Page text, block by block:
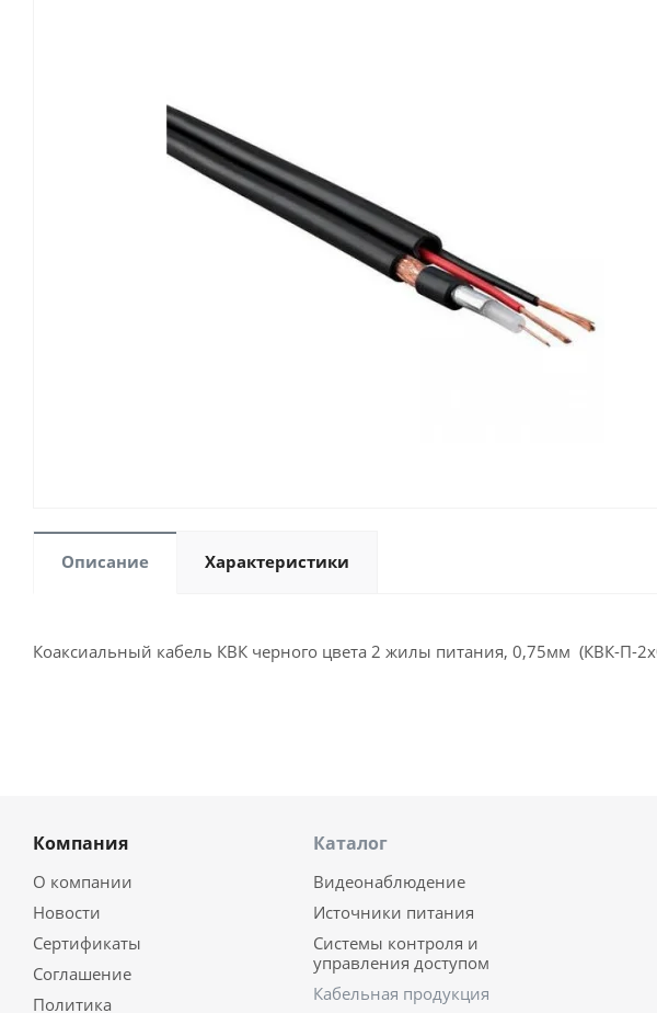
Описание Характеристики
Коаксиальный кабель КВК черного цвета 2 жилы питания, 0,75мм (КВК-П-
Компания
О компании
Новости
Сертификаты
Соглашение
Политика
Каталог
Видеонаблюдение
Источники питания
Системы контроля и
управления доступом
Кабельная продукция